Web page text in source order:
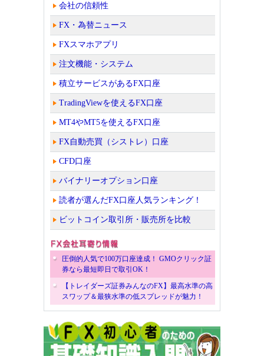
会社の信頼性
FX・為替ニュース
FXスマホアプリ
注文機能・システム
積立サービスがあるFX口座
TradingViewを使えるFX口座
MT4やMT5を使えるFX口座
FX自動売買（シストレ）口座
CFD口座
バイナリーオプション口座
読者が選んだFX口座人気ランキング！
ビットコイン取引所・販売所を比較
圧倒的人気で100万口座達成！ GMOクリック証
券なら最短即日で取引OK！
【トレイダーズ証券みんなのFX】最高水準の高
スワップ＆最狭水準の低スプレッドが魅力！